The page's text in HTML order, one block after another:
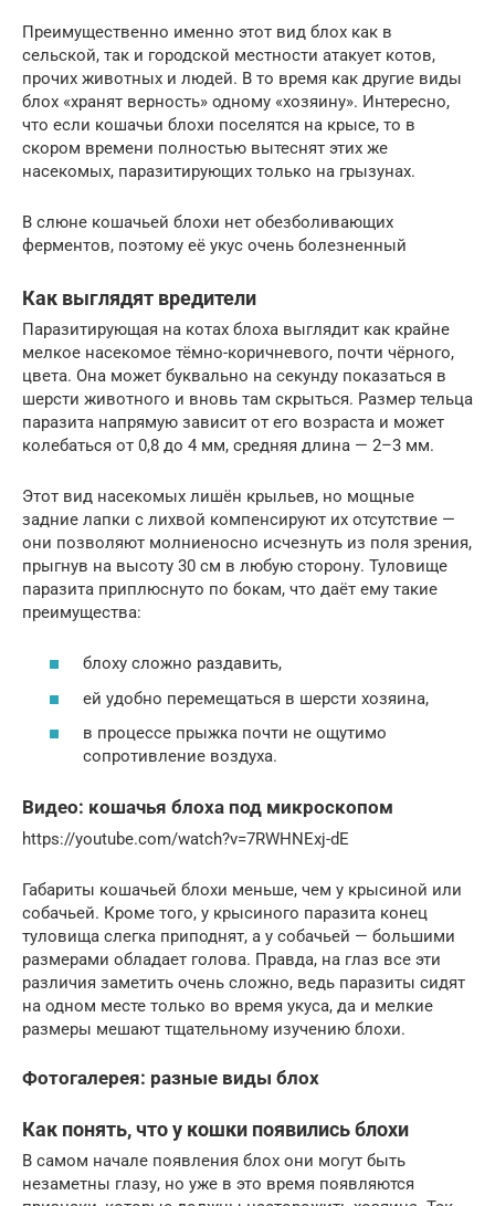
Преимущественно именно этот вид блох как в
сельской, так и городской местности атакует котов,
прочих животных и людей. В то время как другие виды
блох «хранят верность» одному «хозяину». Интересно,
что если кошачьи блохи поселятся на крысе, то в
скором времени полностью вытеснят этих же
насекомых, паразитирующих только на грызунах.
В слюне кошачьей блохи нет обезболивающих
ферментов, поэтому её укус очень болезненный
Как выглядят вредители
Паразитирующая на котах блоха выглядит как крайне
мелкое насекомое тёмно-коричневого, почти чёрного,
цвета. Она может буквально на секунду показаться в
шерсти животного и вновь там скрыться. Размер тельца
паразита напрямую зависит от его возраста и может
колебаться от 0,8 до 4 мм, средняя длина — 2–3 мм.
Этот вид насекомых лишён крыльев, но мощные
задние лапки с лихвой компенсируют их отсутствие —
они позволяют молниеносно исчезнуть из поля зрения,
прыгнув на высоту 30 см в любую сторону. Туловище
паразита приплюснуто по бокам, что даёт ему такие
преимущества:
блоху сложно раздавить,
ей удобно перемещаться в шерсти хозяина,
в процессе прыжка почти не ощутимо
сопротивление воздуха.
Видео: кошачья блоха под микроскопом
https://youtube.com/watch?v=7RWHNExj-dE
Габариты кошачьей блохи меньше, чем у крысиной или
собачьей. Кроме того, у крысиного паразита конец
туловища слегка приподнят, а у собачьей — большими
размерами обладает голова. Правда, на глаз все эти
различия заметить очень сложно, ведь паразиты сидят
на одном месте только во время укуса, да и мелкие
размеры мешают тщательному изучению блохи.
Фотогалерея: разные виды блох
Как понять, что у кошки появились блохи
В самом начале появления блох они могут быть
незаметны глазу, но уже в это время появляются